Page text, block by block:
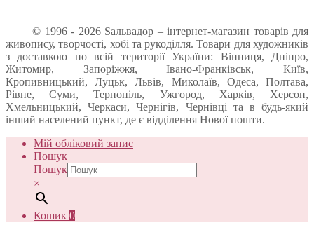
© 1996 - 2026 Sальвадор – інтернет-магазин товарів для
живопису, творчості, хобі та рукоділля. Товари для художників
з доставкою по всій території України: Вінниця, Дніпро,
Житомир, Запоріжжя, Івано-Франківськ, Київ,
Кропивницький, Луцьк, Львів, Миколаїв, Одеса, Полтава,
Рівне, Суми, Тернопіль, Ужгород, Харків, Херсон,
Хмельницький, Черкаси, Чернігів, Чернівці та в будь-який
інший населений пункт, де є відділення Нової пошти.
Мій обліковий запис
Пошук
Пошук
×
Кошик 0